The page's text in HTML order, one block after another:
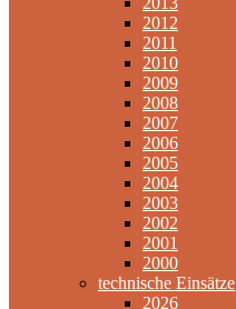
2012
2011
2010
2009
2008
2007
2006
2005
2004
2003
2002
2001
2000
technische Einsätze
2026